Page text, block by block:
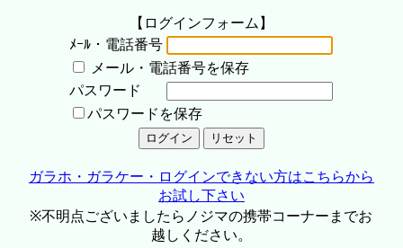
【ログインフォーム】
ﾒｰﾙ・電話番号
メール・電話番号を保存
パスワード
パスワードを保存
ガラホ・ガラケー・ログインできない方はこちらから
お試し下さい
※不明点ございましたらノジマの携帯コーナーまでお
越しください。